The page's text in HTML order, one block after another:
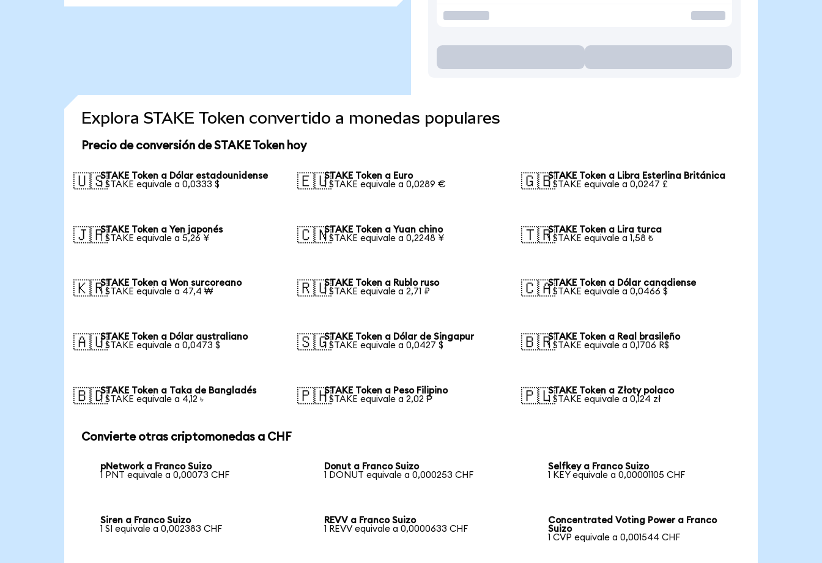
Explora STAKE Token convertido a monedas populares
Precio de conversión de STAKE Token hoy
🇺🇸STAKE Token a Dólar estadounidense
1 STAKE equivale a 0,0333 $
🇪🇺STAKE Token a Euro
1 STAKE equivale a 0,0289 €
🇬🇧STAKE Token a Libra Esterlina Británica
1 STAKE equivale a 0,0247 £
🇯🇵STAKE Token a Yen japonés
1 STAKE equivale a 5,26 ¥
🇨🇳STAKE Token a Yuan chino
1 STAKE equivale a 0,2248 ¥
🇹🇷STAKE Token a Lira turca
1 STAKE equivale a 1,58 ₺
🇰🇷STAKE Token a Won surcoreano
1 STAKE equivale a 47,4 ₩
🇷🇺STAKE Token a Rublo ruso
1 STAKE equivale a 2,71 ₽
🇨🇦STAKE Token a Dólar canadiense
1 STAKE equivale a 0,0466 $
🇦🇺STAKE Token a Dólar australiano
1 STAKE equivale a 0,0473 $
🇸🇬STAKE Token a Dólar de Singapur
1 STAKE equivale a 0,0427 $
🇧🇷STAKE Token a Real brasileño
1 STAKE equivale a 0,1706 R$
🇧🇩STAKE Token a Taka de Bangladés
1 STAKE equivale a 4,12 ৳
🇵🇭STAKE Token a Peso Filipino
1 STAKE equivale a 2,02 ₱
🇵🇱STAKE Token a Złoty polaco
1 STAKE equivale a 0,124 zł
Convierte otras criptomonedas a CHF
pNetwork a Franco Suizo
1 PNT equivale a 0,00073 CHF
Donut a Franco Suizo
1 DONUT equivale a 0,000253 CHF
Selfkey a Franco Suizo
1 KEY equivale a 0,00001105 CHF
Siren a Franco Suizo
1 SI equivale a 0,002383 CHF
REVV a Franco Suizo
1 REVV equivale a 0,0000633 CHF
Concentrated Voting Power a Franco
Suizo
1 CVP equivale a 0,001544 CHF